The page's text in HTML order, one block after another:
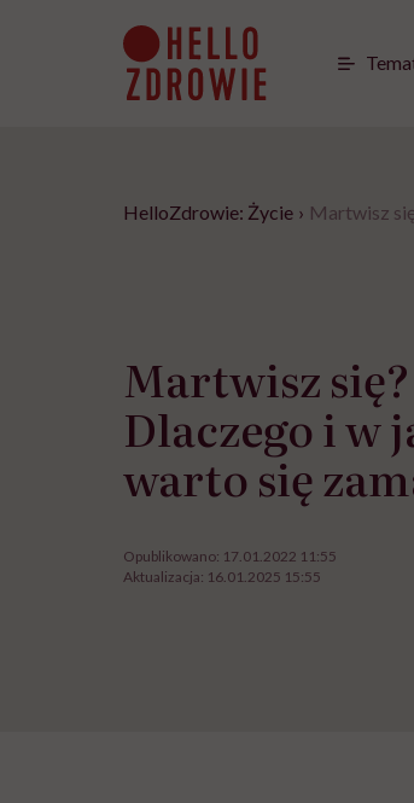
HelloZdrowie: Życie › Martwisz
Martwisz
Dlaczego i w
warto się
Opublikowano: 17.01.2022 11:55
Aktualizacja: 16.01.2025 15:55